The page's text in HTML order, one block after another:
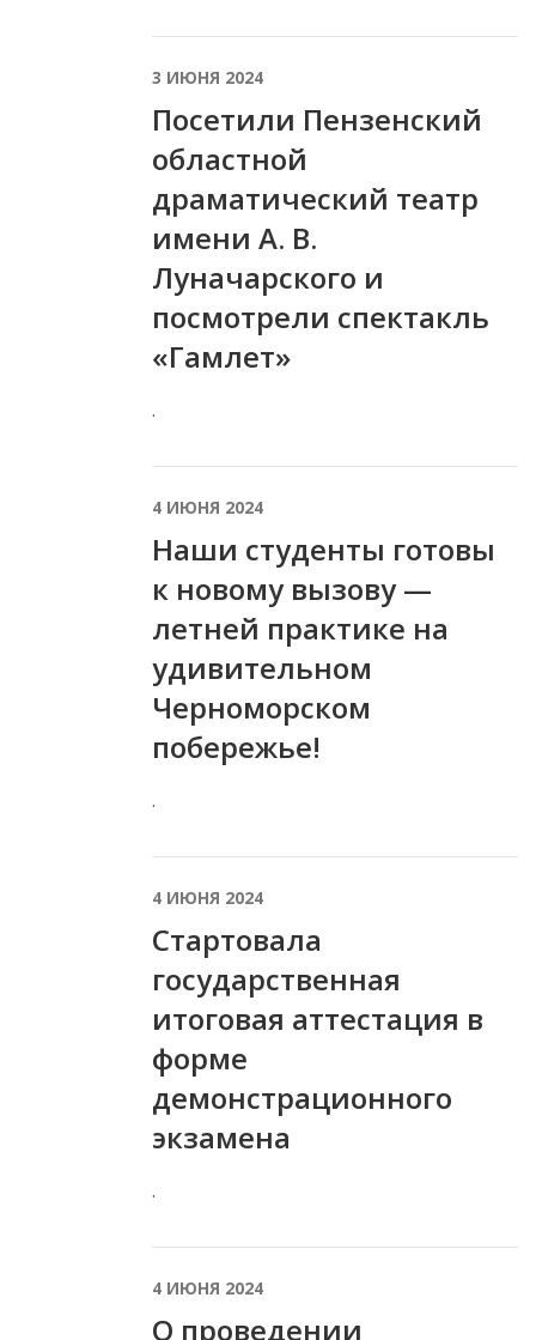
3 ИЮНЯ 2024
Посетили Пензенский
областной
драматический театр
имени А. В.
Луначарского и
посмотрели спектакль
«Гамлет»
.
4 ИЮНЯ 2024
Наши студенты готовы
к новому вызову —
летней практике на
удивительном
Черноморском
побережье!
.
4 ИЮНЯ 2024
Стартовала
государственная
итоговая аттестация в
форме
демонстрационного
экзамена
.
4 ИЮНЯ 2024
О проведении